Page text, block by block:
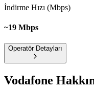
İndirme Hızı (Mbps)
~19 Mbps
Operatör Detayları
Vodafone